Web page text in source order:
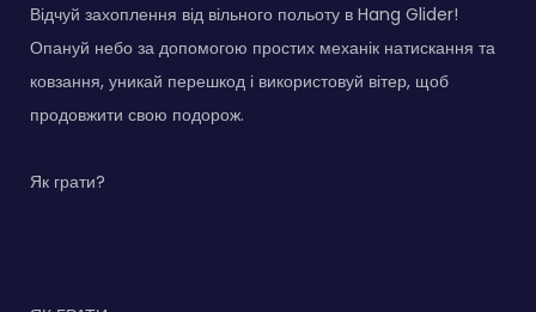
Відчуй захоплення від вільного польоту в Hang Glider!
Опануй небо за допомогою простих механік натискання та
ковзання, уникай перешкод і використовуй вітер, щоб
продовжити свою подорож.
Як грати?